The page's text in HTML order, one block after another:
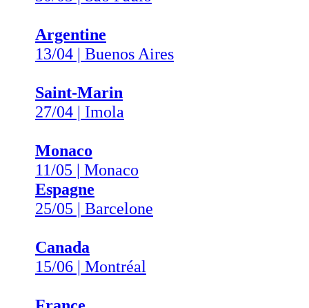
Argentine
13/04 | Buenos Aires
Saint-Marin
27/04 | Imola
Monaco
11/05 | Monaco
Espagne
25/05 | Barcelone
Canada
15/06 | Montréal